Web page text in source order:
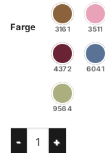
Farge 3161 3511
4372 6041
9564
Alpakka Silke antall